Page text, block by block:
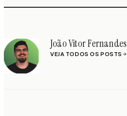
João Vitor Fernandes
VEJA TODOS OS POSTS